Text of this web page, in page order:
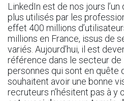
LinkedIn est de nos jours
plus utilisés par les
effet 400 millions
millions en France, issus de
variés. Aujourd’hui, il est
référence dans le secteur de
personnes qui sont en quête
souhaitent avoir une bonne
recruteurs n’hésitent pas à y